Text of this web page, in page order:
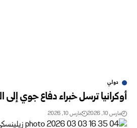
دولي
أوكرانيا ترسل خبراء دفاع جوي إلى
مارس 10, 2026 مارس 10, 2026